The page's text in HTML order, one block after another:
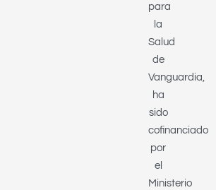
para
la
Salud
de
Vanguardia,
ha
sido
cofinanciado
por
el
Ministerio